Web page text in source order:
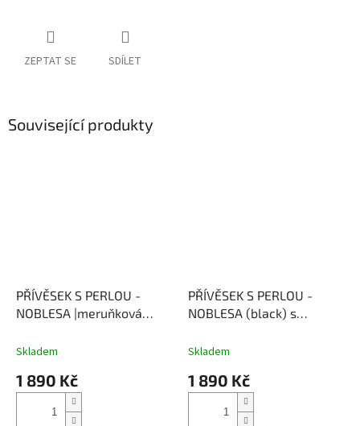
ZEPTAT SE SDÍLET
Související produkty
PŘÍVĚSEK S PERLOU -
NOBLESA |meruňková
cm
Skladem
1 890 Kč
PŘÍVĚSEK S PERLOU -
NOBLESA (black) s
Skladem
1 890 Kč